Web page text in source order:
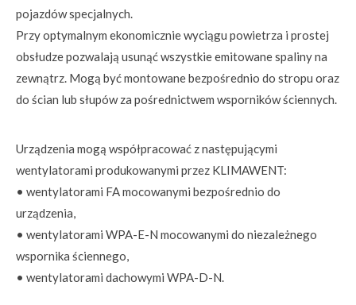
pojazdów specjalnych.
Przy optymalnym ekonomicznie wyciągu powietrza i prostej
obsłudze pozwalają usunąć wszystkie emitowane spaliny na
zewnątrz. Mogą być montowane bezpośrednio do stropu oraz
do ścian lub słupów za pośrednictwem wsporników ściennych.
Urządzenia mogą współpracować z następującymi
wentylatorami produkowanymi przez KLIMAWENT:
• wentylatorami FA mocowanymi bezpośrednio do
urządzenia,
• wentylatorami WPA-E-N mocowanymi do niezależnego
wspornika ściennego,
• wentylatorami dachowymi WPA-D-N.